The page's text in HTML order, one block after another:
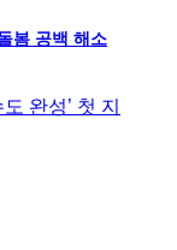
봄 공백 해소